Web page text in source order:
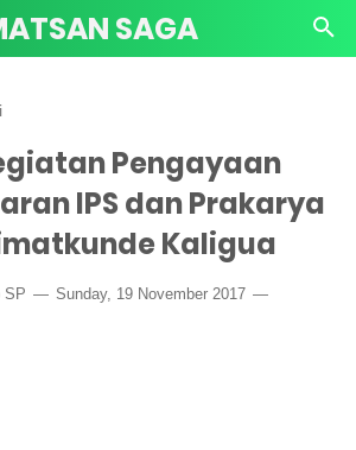
SAGA
Pengayaan
IPS dan Prakarya
Kaligua
SP
Sunday, 19 November 2017